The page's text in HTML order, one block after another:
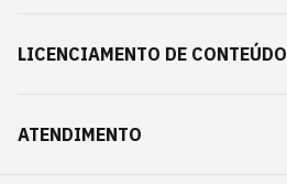
LICENCIAMENTO DE CONTEÚDO
ATENDIMENTO